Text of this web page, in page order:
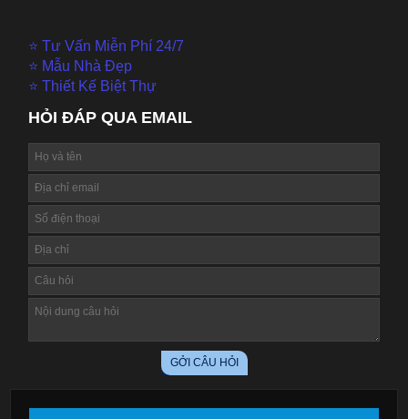
⭐ Tư Vấn Miễn Phí 24/7
⭐ Mẫu Nhà Đẹp
⭐ Thiết Kế Biệt Thự
HỎI ĐÁP QUA EMAIL